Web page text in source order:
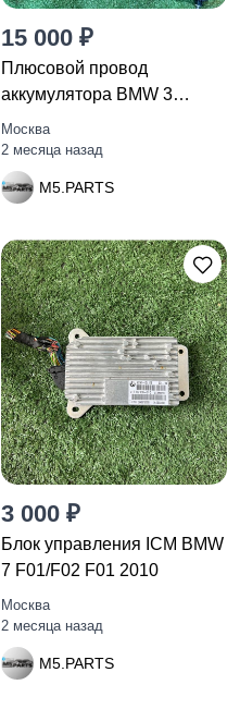
15 000 ₽
Плюсовой провод
аккумулятора BMW 3
E92/E93 E92
Москва
2 месяца назад
M5.PARTS
3 000 ₽
Блок управления ICM BMW
7 F01/F02 F01 2010
Москва
2 месяца назад
M5.PARTS